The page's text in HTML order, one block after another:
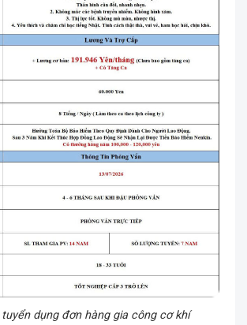
dụng đơn hàng gia công cơ khí